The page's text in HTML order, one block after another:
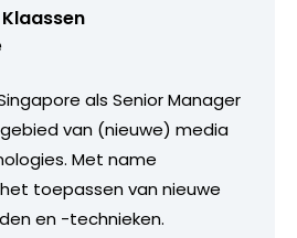
als Senior Manager
van (nieuwe) media
Met name
toepassen van nieuwe
en -technieken.